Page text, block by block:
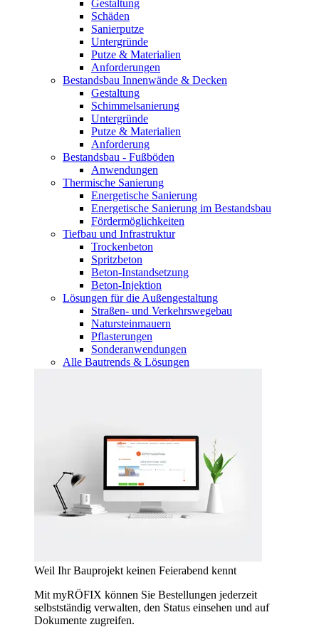
Gestaltung
Schäden
Sanierputze
Untergründe
Putze & Materialien
Anforderungen
Bestandsbau Innenwände & Decken
Gestaltung
Schimmelsanierung
Untergründe
Putze & Materialien
Anforderung
Bestandsbau - Fußböden
Anwendungen
Thermische Sanierung
Energetische Sanierung
Energetische Sanierung im Bestandsbau
Fördermöglichkeiten
Tiefbau und Infrastruktur
Trockenbeton
Spritzbeton
Beton-Instandsetzung
Beton-Injektion
Lösungen für die Außengestaltung
Straßen- und Verkehrswegebau
Natursteinmauern
Pflasterungen
Sonderanwendungen
Alle Bautrends & Lösungen
Weil Ihr Bauprojekt keinen Feierabend kennt
Mit myRÖFIX können Sie Bestellungen jederzeit
selbstständig verwalten, den Status einsehen und auf
Dokumente zugreifen.